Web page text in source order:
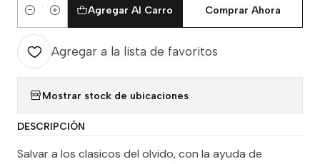
Cantidad
Agregar Al Carro Comprar Ahora
Agregar a la lista de favoritos
Mostrar stock de ubicaciones
DESCRIPCIÓN
Salvar a los clasicos del olvido, con la ayuda de